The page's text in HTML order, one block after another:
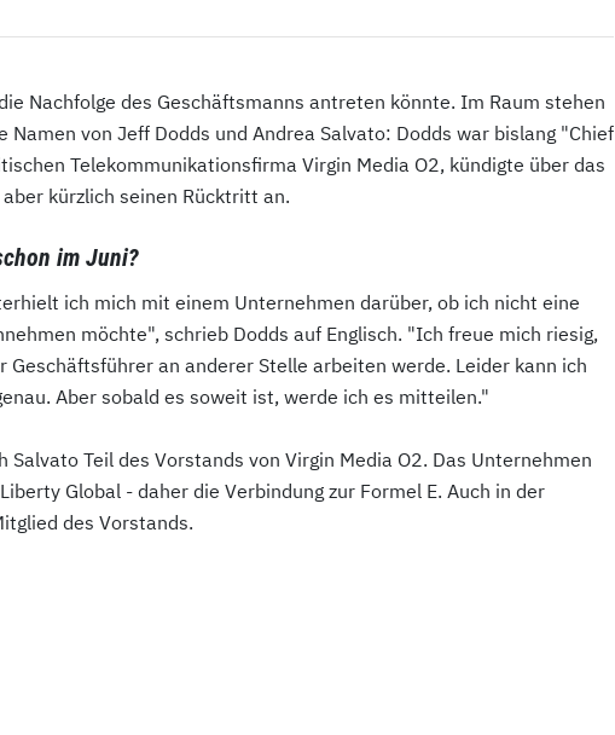
Nachfolge des Geschäftsmanns antreten könnte. Im Raum stehen
Namen von Jeff Dodds und Andrea Salvato: Dodds war bislang "Chief
Telekommunikationsfirma Virgin Media O2, kündigte über das
kürzlich seinen Rücktritt an.
im Juni?
ich mich mit einem Unternehmen darüber, ob ich nicht eine
möchte", schrieb Dodds auf Englisch. "Ich freue mich riesig,
Geschäftsführer an anderer Stelle arbeiten werde. Leider kann ich
Aber sobald es soweit ist, werde ich es mitteilen."
Salvato Teil des Vorstands von Virgin Media O2. Das Unternehmen
Global - daher die Verbindung zur Formel E. Auch in der
des Vorstands.